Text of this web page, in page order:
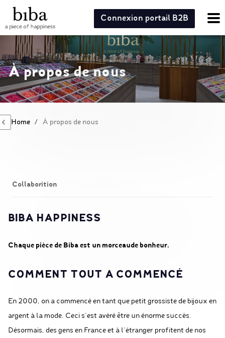
Connexion portail B2B
À propos de nous
Home / À propos de nous
Collaborition
BIBA HAPPINESS
Chaque pièce de Biba est un morceaude bonheur.
COMMENT TOUT A COMMENCÉ
En 2000, on a commencé en tant que petit grossiste de bijoux en
argent à la mode. Ceci s’est avéré être un énorme succès.
Désormais, des gens en France et à l’étranger profitent de nos